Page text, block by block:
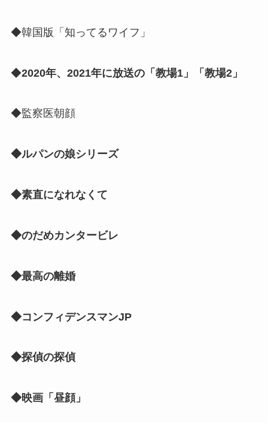
◆韓国版「知ってるワイフ」
◆2020年、2021年に放送の「教場1」「教場2」
◆監察医朝顔
◆ルパンの娘シリーズ
◆素直になれなくて
◆のだめカンタービレ
◆最高の離婚
◆コンフィデンスマンJP
◆探偵の探偵
◆映画「昼顔」